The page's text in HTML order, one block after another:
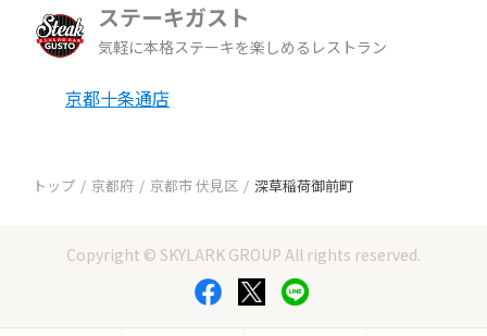
ステーキガスト
気軽に本格ステーキを楽しめるレストラン
京都十条通店
トップ 京都府 京都市 伏見区 深草稲荷御前町
Copyright © SKYLARK GROUP All rights reserved.